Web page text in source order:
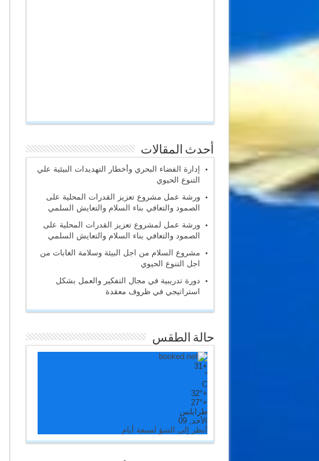
أحدث المقالات
إدارة الفضاء البحري وأخطار التهديدات البيئية علي
التنوع الحيوي
ورشة عمل مشروع تعزيز القدرات المحلية على
الصمود والتعافي بناء السلام والتعايش السلمي
ورشة عمل لمشروع تعزيز القدرات المحلية على
الصمود والتعافي بناء السلام والتعايش السلمي
مشروع السلام من اجل البيئة وسلامة الغابات من
اجل التنوع الحيوي
دورة تدريبية في مجال التفكير والعمل بشكل
استراتيجي في ظروف معقدة
حالة الطقس
+
31
°
C
+
32°
+
27°
طرابلس
الأحد, 09
أنظر إلى التنبؤ لسبعة أيام